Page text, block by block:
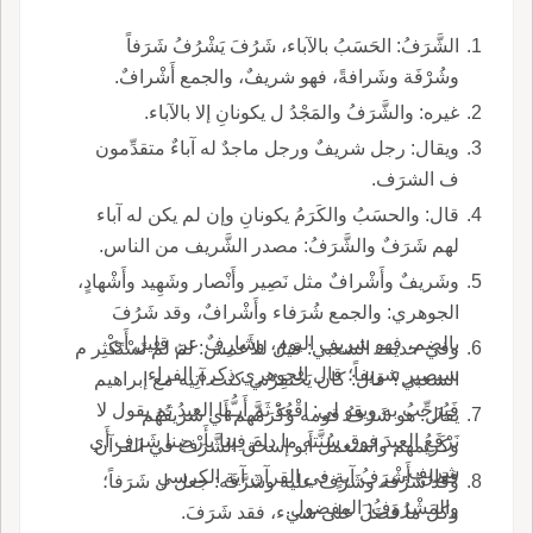
الشَّرَفُ: الحَسَبُ بالآباء، شَرُفَ يَشْرُفُ شَرَفاً
وشُرْفَة وشَرافةً، فهو شريفٌ، والجمع أَشْرافٌ.
غيره: والشَّرَفُ والمَجْدُ ل يكونانِ إلا بالآباء.
ويقال: رجل شريفٌ ورجل ماجدٌ له آباءٌ متقدِّمون
ف الشرَف.
قال: والحسَبُ والكَرَمُ يكونانِ وإن لم يكن له آباء
لهم شَرَفٌ والشَّرَفُ: مصدر الشَّريف من الناس.
وشَريفٌ وأَشْرافٌ مثل نَصِير وأَنْصار وشَهِيد وأَشْهادٍ،
الجوهري: والجمع شُرَفاء وأَشْرافٌ، وقد شَرُفَ
بالضم، فهو شريف اليوم، وشارِفٌ عن قليل أَي
سيصير شريفاً؛ قال الجوهري ذكره الفراء.
وفي حديث الشعبي: قيل للأَعمش: لمَ لمْ تَسْتَكْثِر م
الشعبي؟ قال: كان يَحْتَقِرُني كنت آتِيه مع إبراهيم
فَيُرَحِّبُ به ويقو لي: اقْعُدْ ثَمَّ أَيـُّها العبدُ ثم يقول لا
نَرْفَعُ العبدَ فوق سُنَّته ما دامَ فِينا بأَرْضِنا شَرَف أَي
شريف.
يقال: هو شَرَفُ قومه وكَرَمُهم أَي شَريفُهُم
وكَريمهم واستعمل أَبو إسحق الشَّرَفَ في القرآن
فقال: أَشْرَفُ آيةٍ في القرآن آية الكرسي
والمَشْرُوفُ: المفضول.
وقد شَرَفه وشَرَفَ عليه وشَرَّفَه: جعل ل شَرَفاً؛
وكل ما فَضَلَ على شيء، فقد شَرَفَ.